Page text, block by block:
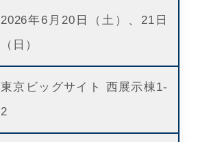
2026年6月20日（土）、21日
（日）
東京ビッグサイト 西展示棟1-
2